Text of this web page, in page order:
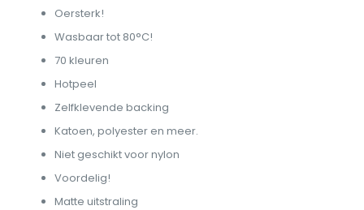
Oersterk!
Wasbaar tot 80°C!
70 kleuren
Hotpeel
Zelfklevende backing
Katoen, polyester en meer.
Niet geschikt voor nylon
Voordelig!
Matte uitstraling